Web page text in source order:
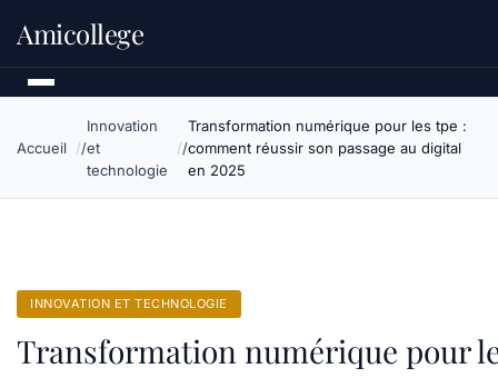
Amicollege
Accueil
Innovation
et
technologie
Transformation numérique pour les tpe :
comment réussir son passage au digital
en 2025
INNOVATION ET TECHNOLOGIE
Transformation numérique pour